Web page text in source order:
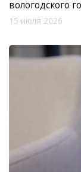
вологодского
15 июля 2026